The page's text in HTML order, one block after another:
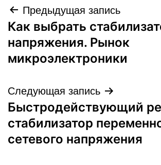
Навигация
по
записям
Предыдущая запись
Как выбрать
напряжения. Рынок
микроэлектроники
Следующая запись
Быстродействующий
стабилизатор
сетевого напряжения